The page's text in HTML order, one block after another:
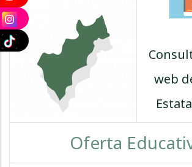
web
Oferta